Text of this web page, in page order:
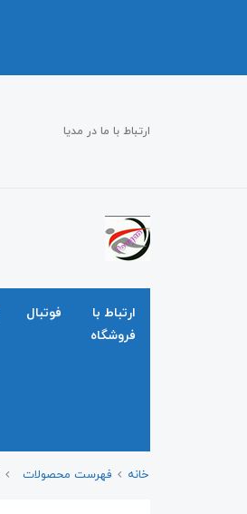
ارتباط با ما در مدیا
ارتباط با
فروشگاه
فوتبال
خانه فهرست محصولات